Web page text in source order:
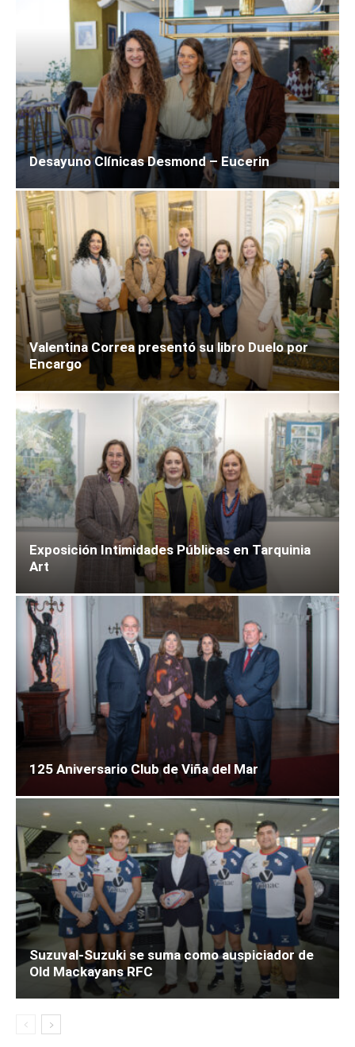
Desayuno Clínicas Desmond – Eucerin
Valentina Correa presentó su libro Duelo por
Encargo
Exposición Intimidades Públicas en Tarquinia
Art
125 Aniversario Club de Viña del Mar
Suzuval-Suzuki se suma como auspiciador de
Old Mackayans RFC